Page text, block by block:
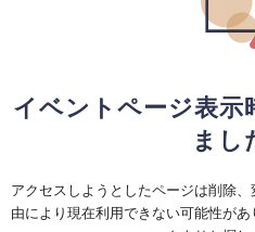
イベントページ表示
まし
アクセスしようとしたページは削除
由により現在利用できない可能性が